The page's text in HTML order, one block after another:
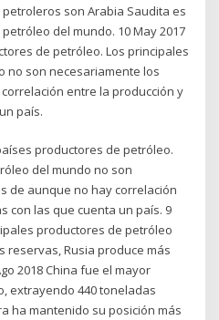
son Arabia Saudita es
del mundo. 10 May 2017
de petróleo. Los principales
no son necesariamente los
entre la producción y
país.
productores de petróleo.
del mundo no son
de aunque no hay correlación
con las que cuenta un país. 9
productores de petróleo
reservas, Rusia produce más
2018 China fue el mayor
extrayendo 440 toneladas
ha mantenido su posición más